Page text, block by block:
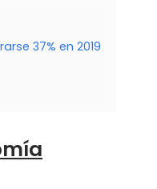
37% en 2019